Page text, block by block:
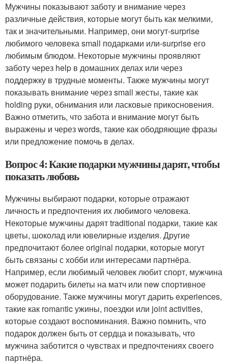
Мужчины показывают заботу и внимание через
различные действия, которые могут быть как мелкими,
так и значительными. Например, они могут-surprise
любимого человека small подарками или-surprise его
любимым блюдом. Некоторые мужчины проявляют
заботу через help в домашних делах или через
поддержку в трудные моменты. Также мужчины могут
показывать внимание через small жесты, такие как
holding руки, обнимания или ласковые прикосновения.
Важно отметить, что забота и внимание могут быть
выражены и через words, такие как ободряющие фразы
или предложение помочь в делах.
Вопрос 4: Какие подарки мужчины дарят, чтобы
показать любовь
Мужчины выбирают подарки, которые отражают
личность и предпочтения их любимого человека.
Некоторые мужчины дарят traditional подарки, такие как
цветы, шоколад или ювелирные изделия. Другие
предпочитают более original подарки, которые могут
быть связаны с хобби или интересами партнёра.
Например, если любимый человек любит спорт, мужчина
может подарить билеты на матч или new спортивное
оборудование. Также мужчины могут дарить experiences,
такие как romantic ужины, поездки или joint activities,
которые создают воспоминания. Важно помнить, что
подарок должен быть от сердца и показывать, что
мужчина заботится о чувствах и предпочтениях своего
партнёра.